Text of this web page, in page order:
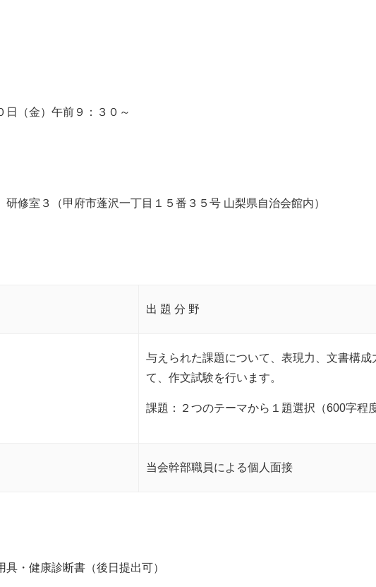
（金）午前９：３０～
修室３（甲府市蓬沢一丁目１５番３５号 山梨県自治会館内）
出 題 分 野
与えられた課題について、表現力、文書構
て、作文試験を行います。
課題：２つのテーマから１題選択（600字程
当会幹部職員による個人面接
・健康診断書（後日提出可）